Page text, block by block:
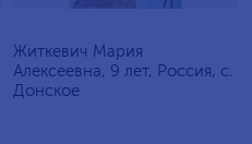
Житкевич Мария
Алексеевна, 9 лет, Россия, c.
Донское